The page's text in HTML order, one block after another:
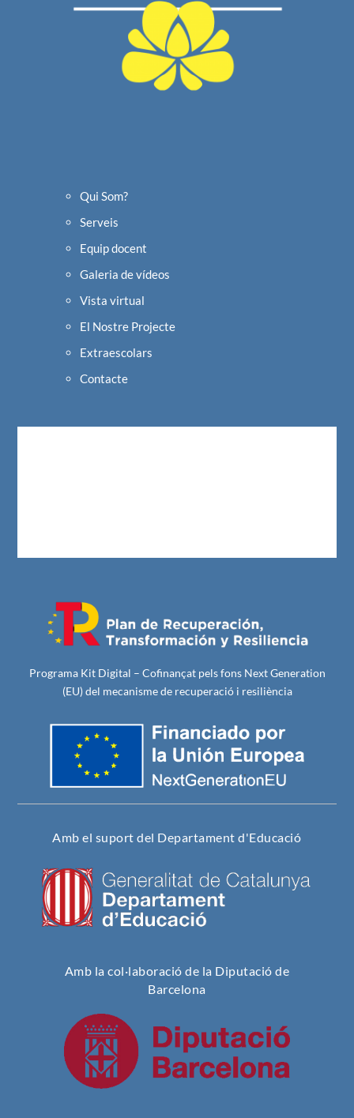
Qui Som?
Serveis
Equip docent
Galeria de vídeos
Vista virtual
El Nostre Projecte
Extraescolars
Contacte
Programa Kit Digital – Cofinançat pels fons Next Generation
(EU) del mecanisme de recuperació i resiliència
Amb el suport del Departament d'Educació
Amb la col·laboració de la Diputació de
Barcelona